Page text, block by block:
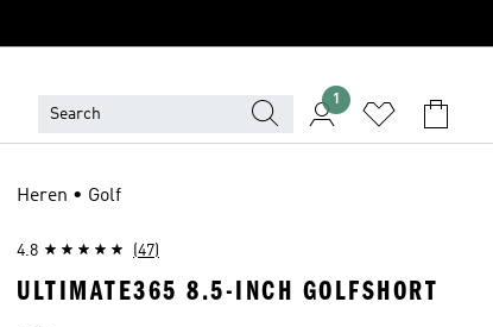
1
Heren • Golf
4.8 (47)
ULTIMATE365 8.5-INCH GOLFSHORT